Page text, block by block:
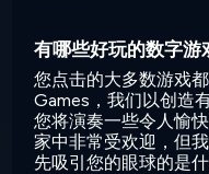
有哪些好玩的数字游
您点击的大多数游戏
Games，我们以创造
您将演奏一些令人愉
家中非常受欢迎，但
先吸引您的眼球的是什